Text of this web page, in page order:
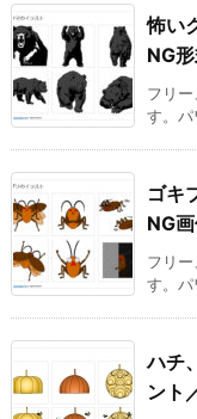
怖い
NG
フリ
す。パ
ゴキ
NG
フリ
す。パ
ハチ
ント